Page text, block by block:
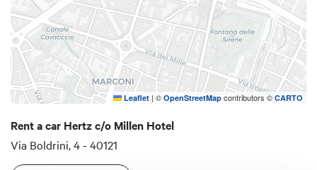
Leaflet | © OpenStreetMap contributors © CARTO
Rent a car Hertz c/o Millen Hotel
Via Boldrini, 4 - 40121